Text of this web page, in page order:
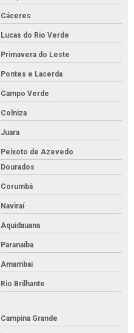
Cáceres
Lucas do Rio Verde
Primavera do Leste
Pontes e Lacerda
Campo Verde
Colniza
Juara
Peixoto de Azevedo
Dourados
Corumbá
Naviraí
Aquidauana
Paranaíba
Amambai
Rio Brilhante
Campina Grande